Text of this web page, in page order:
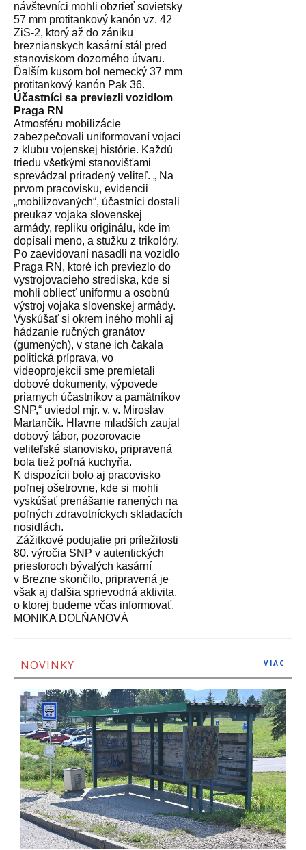
návštevníci mohli obzrieť sovietsky
57 mm protitankový kanón vz. 42
ZiS-2, ktorý až do zániku
breznianskych kasární stál pred
stanoviskom dozorného útvaru.
Ďalším kusom bol nemecký 37 mm
protitankový kanón Pak 36.
Účastníci sa previezli vozidlom
Praga RN
Atmosféru mobilizácie
zabezpečovali uniformovaní vojaci
z klubu vojenskej histórie. Každú
triedu všetkými stanovišťami
sprevádzal priradený veliteľ. „ Na
prvom pracovisku, evidencii
„mobilizovaných“, účastníci dostali
preukaz vojaka slovenskej
armády, repliku originálu, kde im
dopísali meno, a stužku z trikolóry.
Po zaevidovaní nasadli na vozidlo
Praga RN, ktoré ich previezlo do
vystrojovacieho strediska, kde si
mohli obliecť uniformu a osobnú
výstroj vojaka slovenskej armády.
Vyskúšať si okrem iného mohli aj
hádzanie ručných granátov
(gumených), v stane ich čakala
politická príprava, vo
videoprojekcii sme premietali
dobové dokumenty, výpovede
priamych účastníkov a pamätníkov
SNP,“ uviedol mjr. v. v. Miroslav
Martančík. Hlavne mladších zaujal
dobový tábor, pozorovacie
veliteľské stanovisko, pripravená
bola tiež poľná kuchyňa.
K dispozícii bolo aj pracovisko
poľnej ošetrovne, kde si mohli
vyskúšať prenášanie ranených na
poľných zdravotníckych skladacích
nosidlách.
Zážitkové podujatie pri príležitosti
80. výročia SNP v autentických
priestoroch bývalých kasární
v Brezne skončilo, pripravená je
však aj ďalšia sprievodná aktivita,
o ktorej budeme včas informovať.
MONIKA DOLŇANOVÁ
NOVINKY VIAC